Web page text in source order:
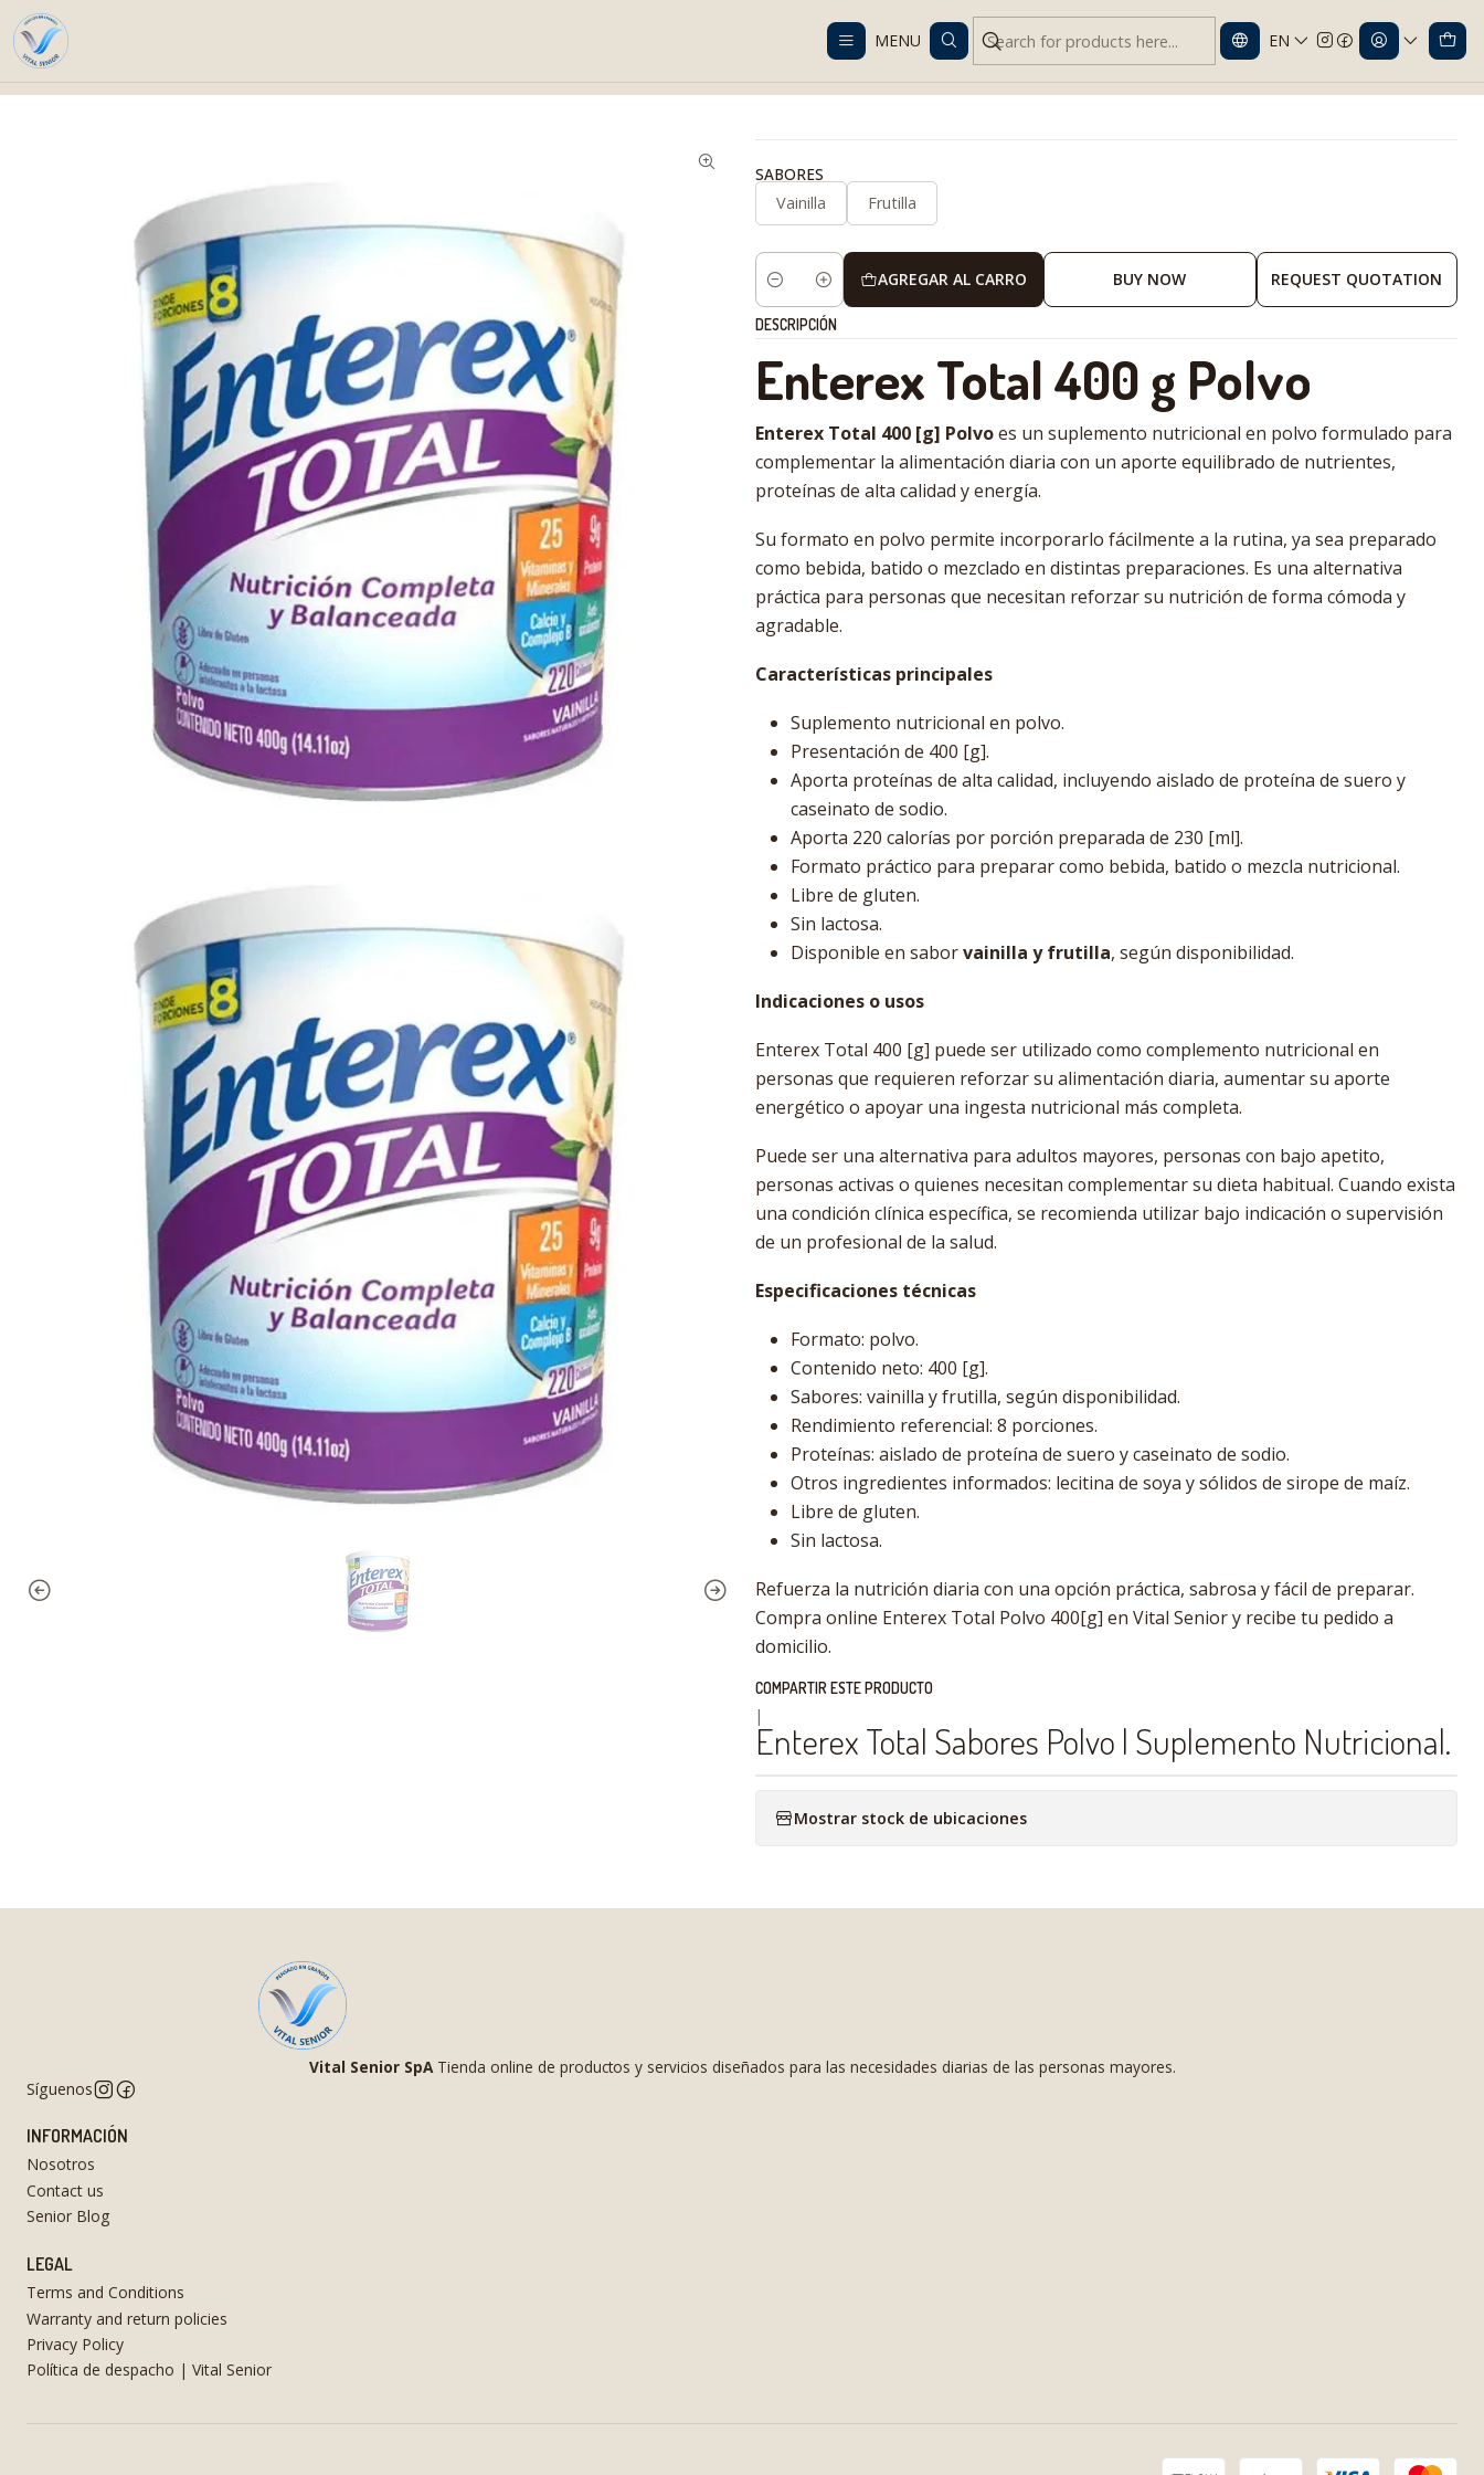
MENU EN
Despacho gratis en RM desde $100.000. Revisa las condiciones.
Enterex Total Sabores Polvo | Suplemento Nutricional.
SABORES
Vainilla
Frutilla
Cantidad
AGREGAR AL CARRO BUY NOW REQUEST QUOTATION
DESCRIPCIÓN
Enterex Total 400 g Polvo
Enterex Total 400 [g] Polvoes un suplemento nutricional en polvo formulado para
complementar la alimentación diaria con un aporte equilibrado de nutrientes,
proteínas de alta calidad y energía.
Su formato en polvo permite incorporarlo fácilmente a la rutina, ya sea preparado
como bebida, batido o mezclado en distintas preparaciones. Es una alternativa
práctica para personas que necesitan reforzar su nutrición de forma cómoda y
agradable.
Características principales
Suplemento nutricional en polvo.
Presentación de 400 [g].
Aporta proteínas de alta calidad, incluyendo aislado de proteína de suero y
caseinato de sodio.
Aporta 220 calorías por porción preparada de 230 [ml].
Formato práctico para preparar como bebida, batido o mezcla nutricional.
Libre de gluten.
Sin lactosa.
Disponible en saborvainilla y frutilla, según disponibilidad.
Indicaciones o usos
Enterex Total 400 [g] puede ser utilizado como complemento nutricional en
personas que requieren reforzar su alimentación diaria, aumentar su aporte
energético o apoyar una ingesta nutricional más completa.
Puede ser una alternativa para adultos mayores, personas con bajo apetito,
personas activas o quienes necesitan complementar su dieta habitual. Cuando exista
una condición clínica específica, se recomienda utilizar bajo indicación o supervisión
de un profesional de la salud.
Especificaciones técnicas
Formato: polvo.
Contenido neto: 400 [g].
Sabores: vainilla y frutilla, según disponibilidad.
Rendimiento referencial: 8 porciones.
Proteínas: aislado de proteína de suero y caseinato de sodio.
Otros ingredientes informados: lecitina de soya y sólidos de sirope de maíz.
Libre de gluten.
Sin lactosa.
Refuerza la nutrición diaria con una opción práctica, sabrosa y fácil de preparar.
Compra online Enterex Total Polvo 400[g] en Vital Senior y recibe tu pedido a
domicilio.
COMPARTIR ESTE PRODUCTO
|
Enterex Total Sabores Polvo | Suplemento Nutricional.
Mostrar stock de ubicaciones
Vital Senior SpATienda online de productos y servicios diseñados para las necesidades diarias de las personas mayores.
Síguenos
INFORMACIÓN
Nosotros
Contact us
Senior Blog
LEGAL
Terms and Conditions
Warranty and return policies
Privacy Policy
Política de despacho | Vital Senior